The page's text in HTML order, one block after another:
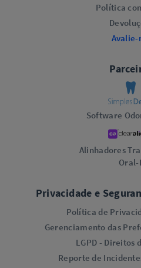
Política
Avalie-
Software
Alinhadores
Oral-
Privacidade e
Política de
Gerenciamento das
LGPD - Direitos
Reporte de